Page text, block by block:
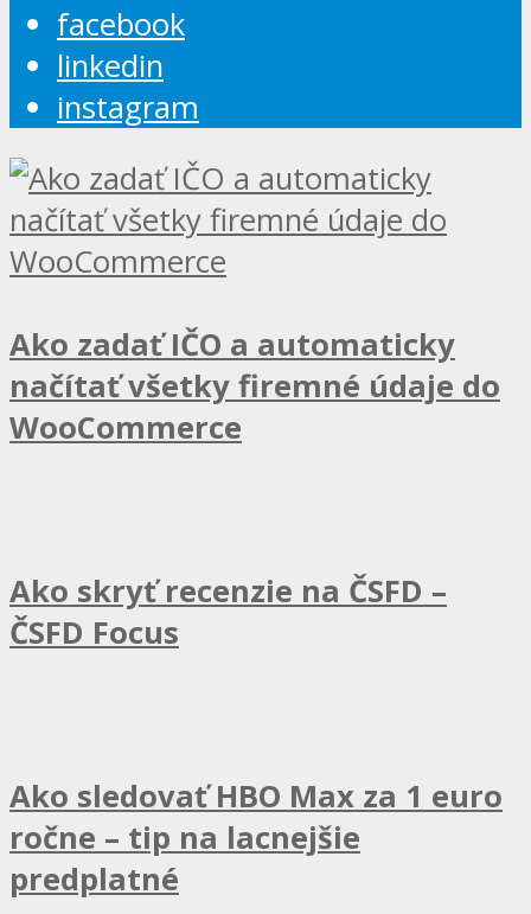
facebook
linkedin
instagram
Ako zadať IČO a automaticky
načítať všetky firemné údaje do
WooCommerce
Ako skryť recenzie na ČSFD –
ČSFD Focus
Ako sledovať HBO Max za 1 euro
ročne – tip na lacnejšie
predplatné